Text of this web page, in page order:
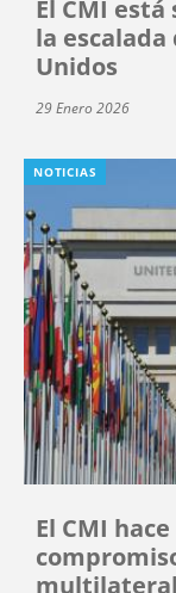
El CMI
la escalada
Unidos
29 Enero 2026
NOTICIAS
El CMI
multilateral